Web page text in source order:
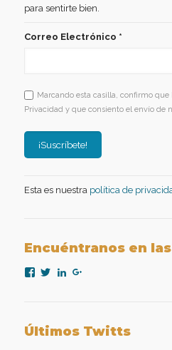
para sentirte bien.
Correo Electrónico *
Marcando esta casilla, confirmo
Privacidad y que consiento el envío de
Esta es nuestra política de
Encuéntranos en
Ver
Facebook
Ver
Twitter
Ver
aplicadaGoogle+
Últimos Twitts